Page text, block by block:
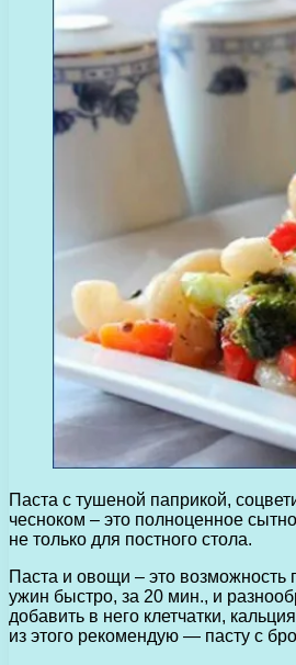
Паста с тушеной паприкой,
чесноком – это полноценное
не только для постного стола.
Паста и овощи – это возможность
ужин быстро, за 20 мин., и
добавить в него клетчатки,
из этого рекомендую — пасту с